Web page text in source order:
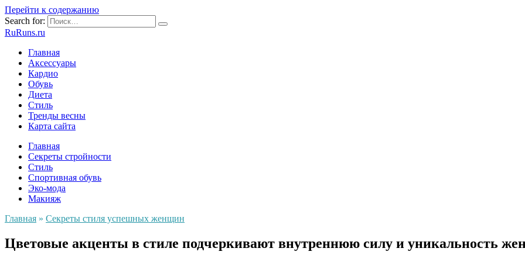
Перейти к содержанию
Search for:
RuRuns.ru
Главная
Аксессуары
Кардио
Обувь
Диета
Стиль
Тренды весны
Карта сайта
Главная
Секреты стройности
Стиль
Спортивная обувь
Эко-мода
Макияж
Главная » Секреты стиля успешных женщин
Цветовые акценты в стиле подчеркивают внутреннюю силу и уникальность